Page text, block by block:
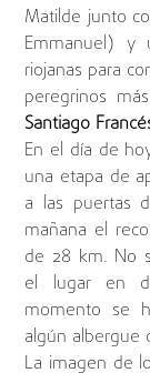
Matilde junto
Emmanuel) y
riojanas para
peregrinos
Santiago
En el día de
una etapa de
a las puertas
mañana el
de 28 km. No
el lugar en
momento se
algún albergue
La imagen de